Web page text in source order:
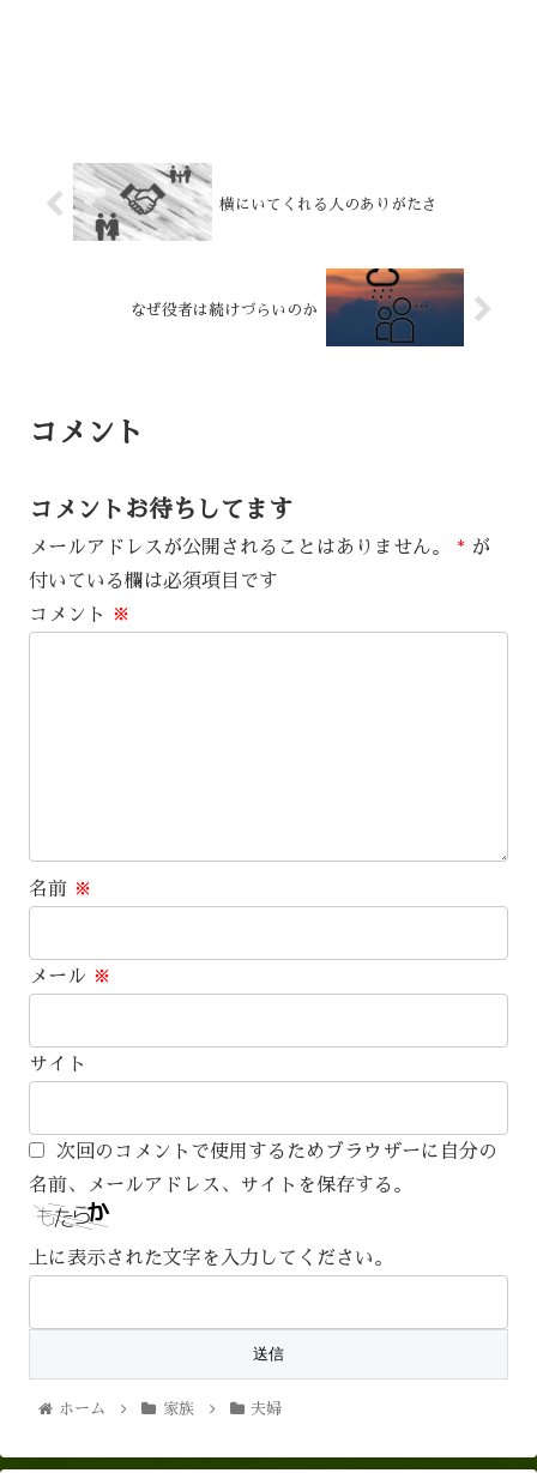
横にいてくれる人のありがたさ
なぜ役者は続けづらいのか
コメント
コメントお待ちしてます
メールアドレスが公開されることはありません。 * が
付いている欄は必須項目です
コメント
※
名前 ※
メール ※
サイト
次回のコメントで使用するためブラウザーに自分の
名前、メールアドレス、サイトを保存する。
上に表示された文字を入力してください。
ホーム 家族 夫婦